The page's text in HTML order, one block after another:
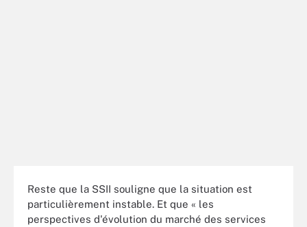
Reste que la SSII souligne que la situation est
particulièrement instable. Et que « les
perspectives d'évolution du marché des services